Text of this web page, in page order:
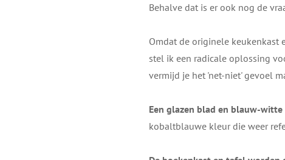
Behalve dat is er ook nog de
​Omdat de ​originele keukenkast
stel ik een radicale oplossing
vermijd je het 'net-niet' gevoel
Een glazen blad en blauw-
kobaltblauwe kleur die weer